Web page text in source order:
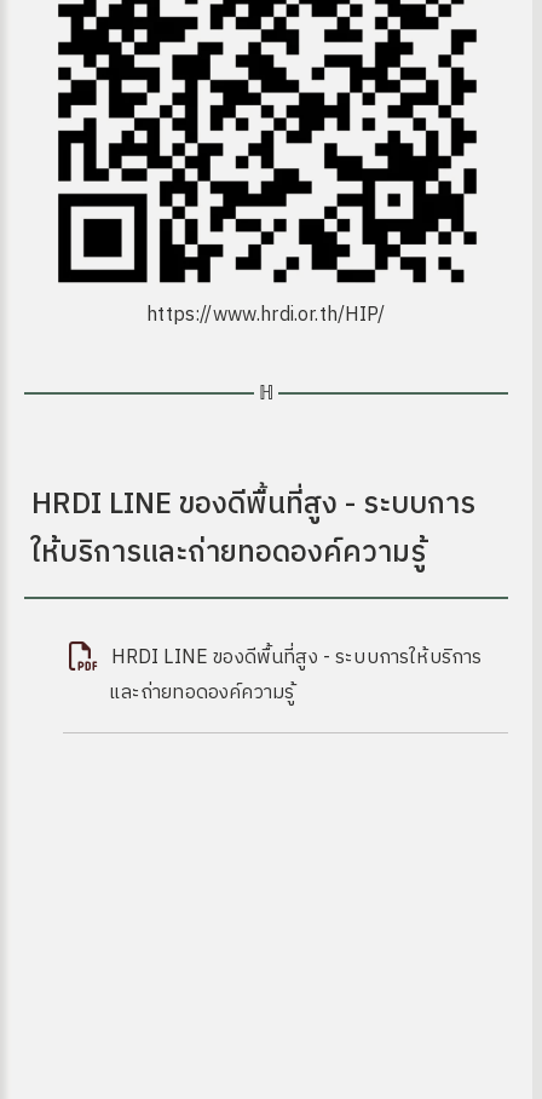
https://www.hrdi.or.th/HIP/
HRDI LINE ของดีพื้นที่สูง - ระบบการ
ให้บริการและถ่ายทอดองค์ความรู้
HRDI LINE ของดีพื้นที่สูง - ระบบการให้บริการ
และถ่ายทอดองค์ความรู้